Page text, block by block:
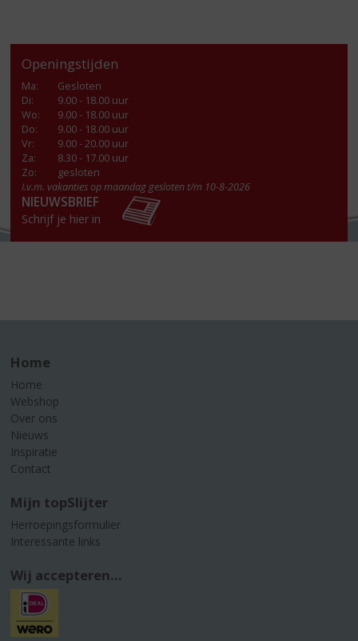
Openingstijden
Ma:
Gesloten
Di:
9.00 - 18.00 uur
Wo:
9.00 - 18.00 uur
Do:
9.00 - 18.00 uur
Vr:
9.00 - 20.00 uur
Za:
8.30 - 17.00 uur
Zo:
gesloten
I.v.m. vakanties op maandag gesloten t/m 10-8-2026
NIEUWSBRIEF
Schrijf je hier in
Home
Home
Webshop
Over ons
Nieuws
Inspiratie
Contact
Mijn topSlijter
Herroepingsformulier
Interessante links
Wij accepteren...